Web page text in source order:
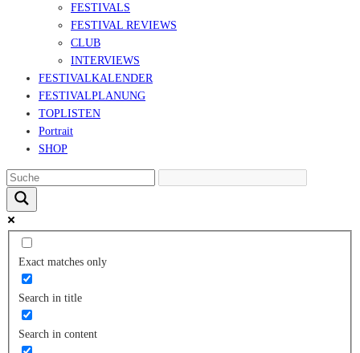
FESTIVALS
FESTIVAL REVIEWS
CLUB
INTERVIEWS
FESTIVALKALENDER
FESTIVALPLANUNG
TOPLISTEN
Portrait
SHOP
Exact matches only
Search in title
Search in content